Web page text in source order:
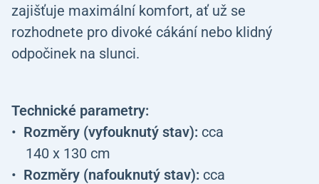
zajišťuje maximální komfort, ať už se
rozhodnete pro divoké cákání nebo klidný
odpočinek na slunci.
Technické parametry:
Rozměry (vyfouknutý stav): cca
140 x 130 cm
Rozměry (nafouknutý stav): cca